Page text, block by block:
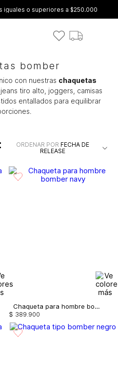
iguales o superiores a $250.000
bomber
con nuestras chaquetas
tiro alto, joggers, camisas
entallados para equilibrar
ORDENAR POR FECHA DE
RELEASE
Chaqueta para hombre bomber
$ 389.900